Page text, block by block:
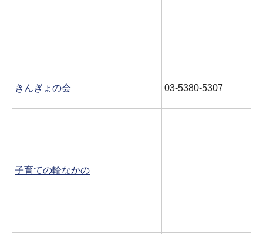
きんぎょの会 03-5380-5307
子育ての輪なかの